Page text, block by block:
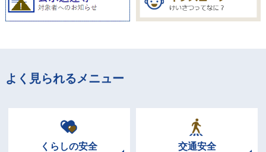
よく見られるメニュー
くらしの安全 交通安全